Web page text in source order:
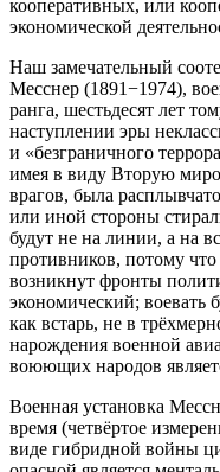
кооперативных, или
экономической
Наш замечательный
Месснер (1891−1974),
ранга, шестьдесят лет
наступлении эры
и «безграничного
имея в виду Вторую
врагов, была
или иной стороны
будут не на линии, а на
противников, потому
возникнут фронты
экономический; воевать
как встарь, не в
нарождения военной
воюющих народов
Военная установка
время (четвёртое
виде гибридной войны